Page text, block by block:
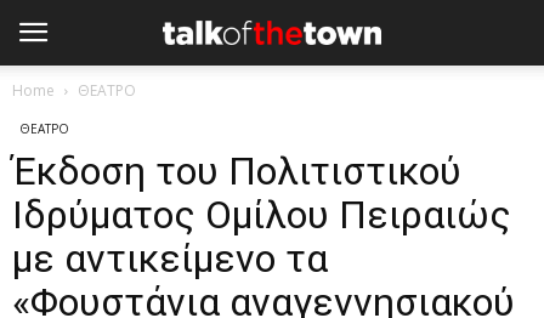
Home ΘΕΑΤΡΟ
ΘΕΑΤΡΟ
Έκδοση του Πολιτιστικού
Ιδρύματος Ομίλου Πειραιώς
με αντικείμενο τα
«Φουστάνια αναγεννησιακού